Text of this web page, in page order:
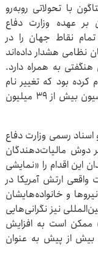
با تحولاتی روبه‌رو
بر عهده وزارت دفاع
نقاط جهان را در
نظامی هشدار داده‌اند
هنگفتی به همراه دارد.
کرده بود که تغییر نام
پایگاه‌های نظامی با اسامی مرتبط به کنفدراسیون بیش از ۳۹ میلیون
اسناد رسمی وزارت دفاع
دوش مالیات‌دهندگان
این اقدام را «نمایشی
واقعی ارتش آمریکا در
و خانواده‌هایشان
نیز نگرانی‌هایی
ممکن است به افزایش
بیش از پیش به عنوان